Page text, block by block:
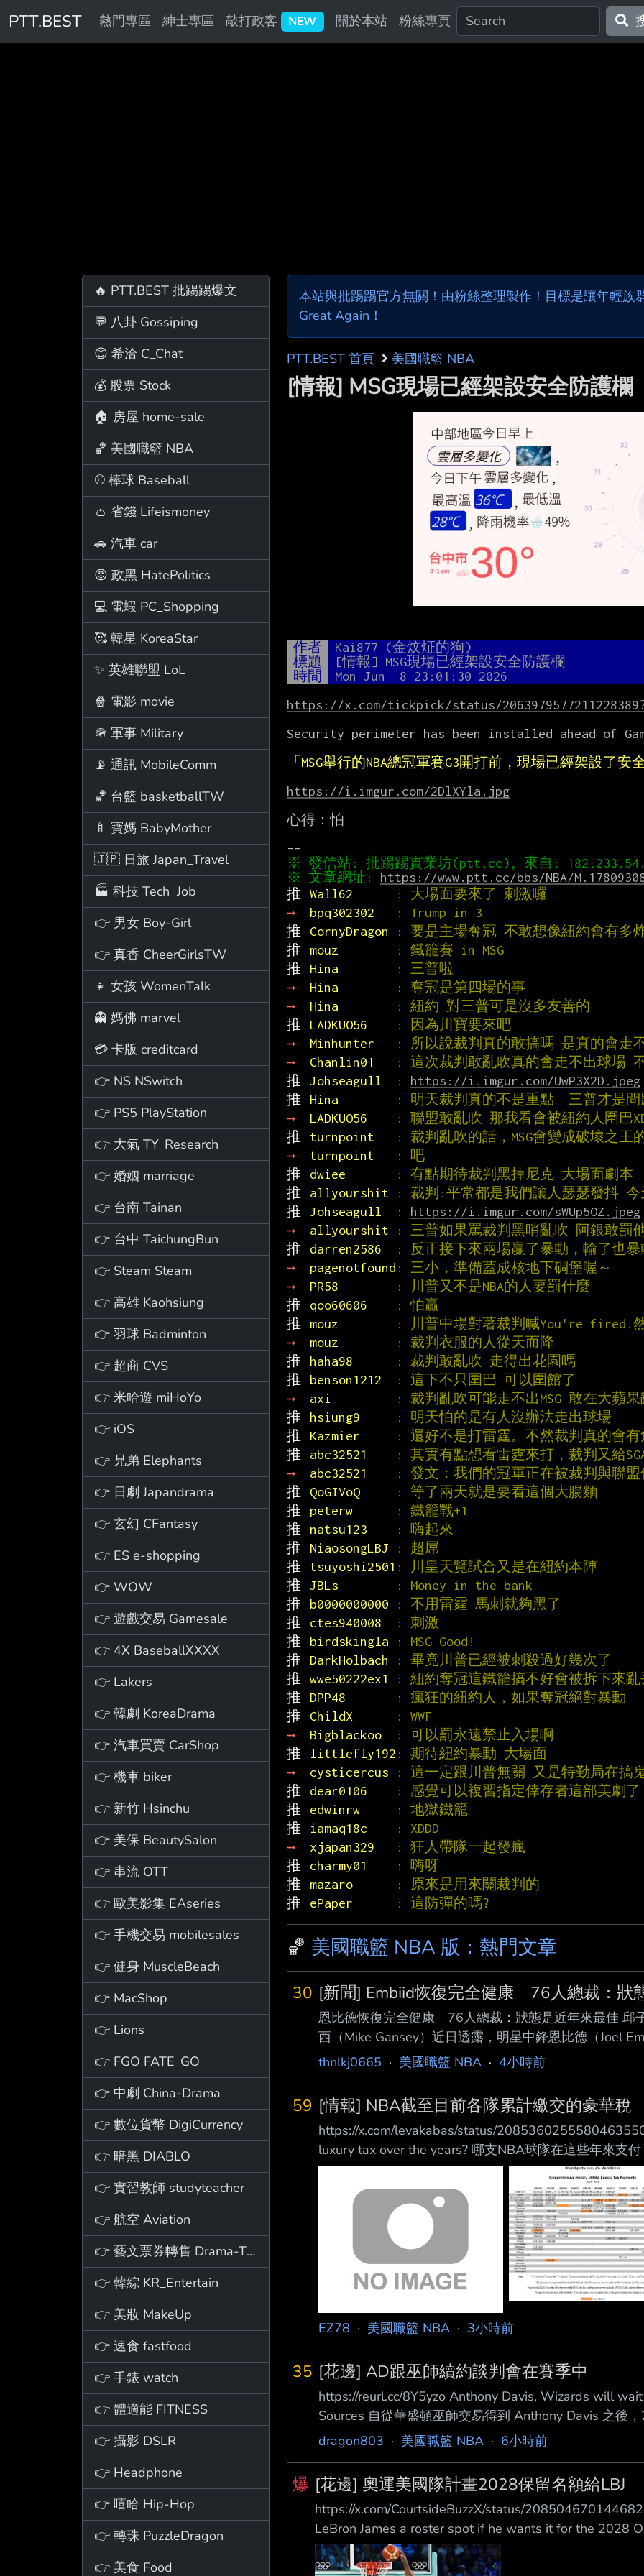
PTT.BEST 熱門專區 紳士專區 敲打政客 NEW 關於本站 粉絲專頁
🔥 PTT.BEST 批踢踢爆文
💬 八卦 Gossiping
😊 希洽 C_Chat
💰 股票 Stock
🏠 房屋 home-sale
🏀 美國職籃 NBA
⚾ 棒球 Baseball
👛 省錢 Lifeismoney
🚗 汽車 car
😡 政黑 HatePolitics
💻 電蝦 PC_Shopping
🥰 韓星 KoreaStar
✨ 英雄聯盟 LoL
🍿 電影 movie
🪖 軍事 Military
📡 通訊 MobileComm
🏀 台籃 basketballTW
🍼 寶媽 BabyMother
🇯🇵 日旅 Japan_Travel
🏭 科技 Tech_Job
👉 男女 Boy-Girl
👉 真香 CheerGirlsTW
👧 女孩 WomenTalk
👻 媽佛 marvel
💳 卡版 creditcard
👉 NS NSwitch
👉 PS5 PlayStation
👉 大氣 TY_Research
👉 婚姻 marriage
👉 台南 Tainan
👉 台中 TaichungBun
👉 Steam Steam
👉 高雄 Kaohsiung
👉 羽球 Badminton
👉 超商 CVS
👉 米哈遊 miHoYo
👉 iOS
👉 兄弟 Elephants
👉 日劇 Japandrama
👉 玄幻 CFantasy
👉 ES e-shopping
👉 WOW
👉 遊戲交易 Gamesale
👉 4X BaseballXXXX
👉 Lakers
👉 韓劇 KoreaDrama
👉 汽車買賣 CarShop
👉 機車 biker
👉 新竹 Hsinchu
👉 美保 BeautySalon
👉 串流 OTT
👉 歐美影集 EAseries
👉 手機交易 mobilesales
👉 健身 MuscleBeach
👉 MacShop
👉 Lions
👉 FGO FATE_GO
👉 中劇 China-Drama
👉 數位貨幣 DigiCurrency
👉 暗黑 DIABLO
👉 實習教師 studyteacher
👉 航空 Aviation
👉 藝文票券轉售 Drama-Ticket
👉 韓綜 KR_Entertain
👉 美妝 MakeUp
👉 速食 fastfood
👉 手錶 watch
👉 體適能 FITNESS
👉 攝影 DSLR
👉 Headphone
👉 嘻哈 Hip-Hop
👉 轉珠 PuzzleDragon
👉 美食 Food
本站與批踢踢官方無關！由粉絲整理製作！目標是讓年輕族
Great Again！
PTT.BEST 首頁 美國職籃 NBA
[情報] MSG現場已經架設安全防護欄
作者
Kai877 (金炆炡的狗)
標題
[情報] MSG現場已經架設安全防護欄
時間
Mon Jun  8 23:01:30 2026
https://x.com/tickpick/status/
Security perimeter has been installed ahead of
「MSG舉行的NBA總冠軍賽G3開打前，現場已經架設了安
https://i.imgur.com/2DlXYla.jpg
心得：怕
※ 文章網址: https://www.ptt.cc/bbs/NBA/
推 Wall62
: 大場面要來了 刺激囉
→
bpq302302
: Trump in 3
推
CornyDragon
: 要是主場奪冠 不敢想像紐約會有多
推
mouz
: 鐵籠賽 in MSG
推
Hina
: 三普啦
→
Hina
: 奪冠是第四場的事
→
Hina
: 紐約 對三普可是沒多友善的
推
LADKUO56
: 因為川寶要來吧
→
Minhunter
: 所以說裁判真的敢搞嗎 是真的會走
→
Chanlin01
: 這次裁判敢亂吹真的會走不出球場
推 Johseagull : https://i.imgur.com/UwP3X2D.jpeg
推
Hina
: 明天裁判真的不是重點  三普才是問
→
LADKUO56
: 聯盟敢亂吹 那我看會被紐約人圍巴
推
turnpoint
: 裁判亂吹的話，MSG會變成破壞之王
→
turnpoint
: 吧
推
dwiee
: 有點期待裁判黑掉尼克 大場面劇本
推
allyourshit
: 裁判:平常都是我們讓人瑟瑟發抖 今
推 Johseagull : https://i.imgur.com/sWUp5OZ.jpeg
→
allyourshit
: 三普如果罵裁判黑哨亂吹 阿銀敢罰
推
darren2586
: 反正接下來兩場贏了暴動，輸了也暴
→
pagenotfound : 三小，準備蓋成核地下碉堡喔～
→
PR58
: 川普又不是NBA的人要罰什麼
推
qoo60606
: 怕贏
推
mouz
: 川普中場對著裁判喊You're fired.然
→
mouz
: 裁判衣服的人從天而降
推
haha98
: 裁判敢亂吹 走得出花園嗎
推
benson1212
: 這下不只圍巴 可以圍館了
→
axi
: 裁判亂吹可能走不出MSG 敢在大蘋
推
hsiung9
: 明天怕的是有人沒辦法走出球場
推
Kazmier
: 還好不是打雷霆。不然裁判真的會有
推
abc32521
: 其實有點想看雷霆來打，裁判又給
→
abc32521
: 發文：我們的冠軍正在被裁判與聯盟
推
QoGIVoQ
: 等了兩天就是要看這個大腸麵
推
peterw
: 鐵籠戰+1
推
natsu123
: 嗨起來
推
NiaosongLBJ
: 超屌
推
tsuyoshi2501 : 川皇天覽試合又是在紐約本陣
推 JBLs
: Money in the bank
推
b0000000000
: 不用雷霆 馬刺就夠黑了
推
ctes940008
: 刺激
推
birdskingla
: MSG Good!
推
DarkHolbach
: 畢竟川普已經被刺殺過好幾次了
推 wwe50222ex1
: 紐約奪冠這鐵籠搞不好會被拆下來亂
推
DPP48
: 瘋狂的紐約人，如果奪冠絕對暴動
推
ChildX
: WWF
→
Bigblackoo
: 可以罰永遠禁止入場啊
推
littlefly192 : 期待紐約暴動 大場面
→
cysticercus
: 這一定跟川普無關 又是特勤局在搞
推
dear0106
: 感覺可以複習指定倖存者這部美劇了
推
edwinrw
: 地獄鐵籠
推
iamaq18c
: XDDD
→
xjapan329
: 狂人帶隊一起發瘋
推
charmy01
: 嗨呀
推
mazaro
: 原來是用來關裁判的
推
ePaper : 這防彈的嗎?
🏀 美國職籃 NBA 版：熱門文章
30 [新聞] Embiid恢復完全健康 76人總裁：狀
恩比德恢復完全健康 76人總裁：狀態是近年來最佳 邱
西（Mike Gansey）近日透露，明星中鋒恩比德（Joel
費城電台《97.5 The Fanatic》節目《Middays With
人注入一劑強心針。 恩比德近年飽受傷勢困擾，尤其
thnlkj0665 · 美國職籃 NBA · 4小時前
59 [情報] NBA截至目前各隊累計繳交的豪華稅
https://x.com/levakabas/status/
luxury tax over the years? 哪支NBA球隊在這些年來支
https://i.verb.tw/ZWOSswlQ.jpg 800K 0 0 註:豪華稅
EZ78 · 美國職籃 NBA · 3小時前
35 [花邊] AD跟巫師續約談判會在賽季中
https://reurl.cc/8Y5yzo Anthony Davis, Wizards will
Sources 自從華盛頓巫師交易得到 Anthony Davis 之後
巫師是否可能建立長期合作關係的一個重要時間點。 根
期，
dragon803 · 美國職籃 NBA · 6小時前
爆 [花邊] 奧運美國隊計畫2028保留名額給LBJ
https://x.com/CourtsideBuzzX/status/
LeBron James a roster spot if he wants it for the 2028
would be 44 years old. Should LeBron go for Gold one